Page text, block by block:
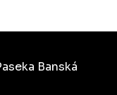
Banská